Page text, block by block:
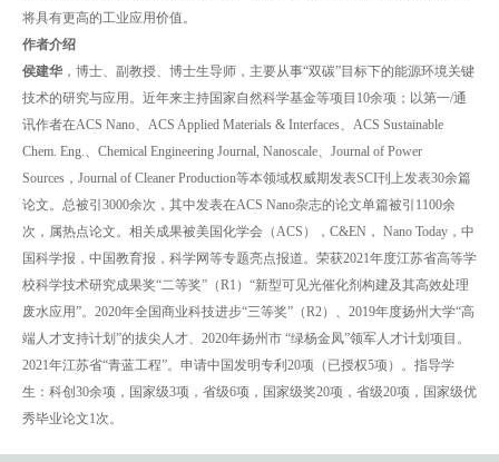
将具有更高的工业应用价值。
作者介绍
侯建华 ，博士、副教授、博士生导师，主要从事“双碳”目标下的能源环境关键
技术的研究与应用。近年来主持国家自然科学基金等项目10余项；以第一/通
讯作者在ACS Nano、ACS Applied Materials & Interfaces、ACS Sustainable
Chem. Eng.、Chemical Engineering Journal, Nanoscale、Journal of Power
Sources，Journal of Cleaner Production等本领域权威期发表SCI刊上发表30余篇
论文。总被引3000余次，其中发表在ACS Nano杂志的论文单篇被引1100余
次，属热点论文。相关成果被美国化学会（ACS），C&EN， Nano Today，中
国科学报，中国教育报，科学网等专题亮点报道。荣获2021年度江苏省高等学
校科学技术研究成果奖“二等奖”（R1）“新型可见光催化剂构建及其高效处理
废水应用”。2020年全国商业科技进步“三等奖”（R2）、2019年度扬州大学“高
端人才支持计划”的拔尖人才、2020年扬州市 “绿杨金凤”领军人才计划项目。
2021年江苏省“青蓝工程”。申请中国发明专利20项（已授权5项）。指导学
生：科创30余项，国家级3项，省级6项，国家级奖20项，省级20项，国家级优
秀毕业论文1次。